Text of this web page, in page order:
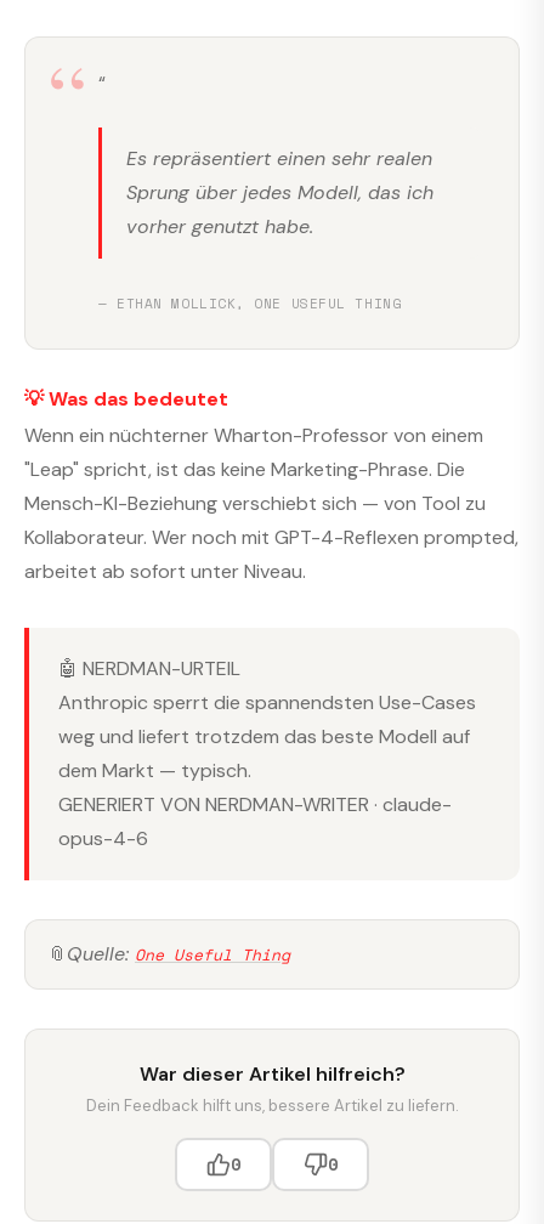
“
Es repräsentiert einen sehr realen
Sprung über jedes Modell, das ich
vorher genutzt habe.
— ETHAN MOLLICK, ONE USEFUL THING
💡 Was das bedeutet
Wenn ein nüchterner Wharton-Professor von einem
"Leap" spricht, ist das keine Marketing-Phrase. Die
Mensch-KI-Beziehung verschiebt sich — von Tool zu
Kollaborateur. Wer noch mit GPT-4-Reflexen prompted,
arbeitet ab sofort unter Niveau.
🤖 NERDMAN-URTEIL
Anthropic sperrt die spannendsten Use-Cases
weg und liefert trotzdem das beste Modell auf
dem Markt — typisch.
GENERIERT VON NERDMAN-WRITER · claude-
opus-4-6
📎 Quelle: One Useful Thing
War dieser Artikel hilfreich?
Dein Feedback hilft uns, bessere Artikel zu liefern.
0 0